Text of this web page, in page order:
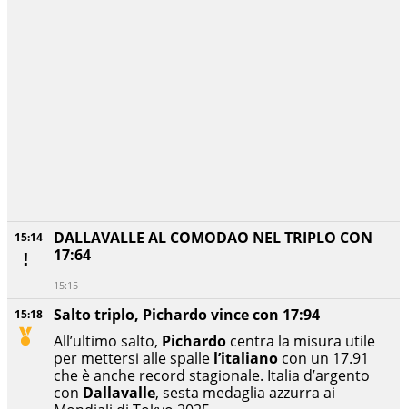
15:18
Salto triplo, Pichardo vince con 17:94
All’ultimo salto, Pichardo centra la misura utile
per mettersi alle spalle l’italiano con un 17.91
che è anche record stagionale. Italia d’argento
con Dallavalle, sesta medaglia azzurra ai
15:14
DALLAVALLE AL COMODAO NEL TRIPLO CON
17:64
15:15